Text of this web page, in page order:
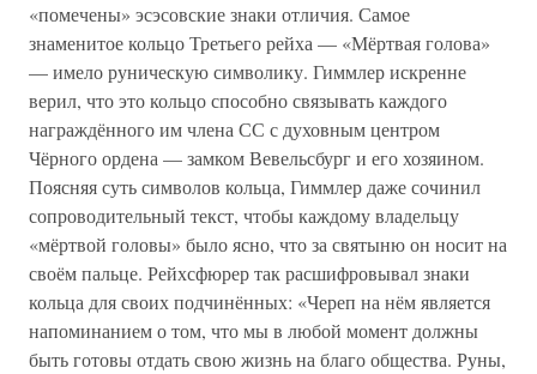
«помечены» эсэсовские знаки отличия. Самое
знаменитое кольцо Третьего рейха — «Мёртвая голова»
— имело руническую символику. Гиммлер искренне
верил, что это кольцо способно связывать каждого
награждённого им члена СС с духовным центром
Чёрного ордена — замком Вевельсбург и его хозяином.
Поясняя суть символов кольца, Гиммлер даже сочинил
сопроводительный текст, чтобы каждому владельцу
«мёртвой головы» было ясно, что за святыню он носит на
своём пальце. Рейхсфюрер так расшифровывал знаки
кольца для своих подчинённых: «Череп на нём является
напоминанием о том, что мы в любой момент должны
быть готовы отдать свою жизнь на благо общества. Руны,